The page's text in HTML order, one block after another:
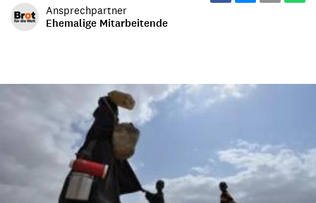
Ansprechpartner
Ehemalige Mitarbeitende